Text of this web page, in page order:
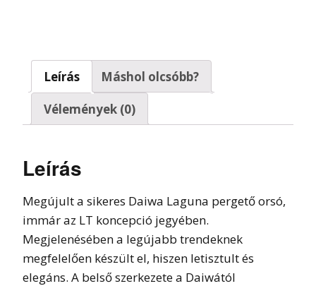
Leírás
Máshol olcsóbb?
Vélemények (0)
Leírás
Megújult a sikeres Daiwa Laguna pergető orsó,
immár az LT koncepció jegyében.
Megjelenésében a legújabb trendeknek
megfelelően készült el, hiszen letisztult és
elegáns. A belső szerkezete a Daiwától